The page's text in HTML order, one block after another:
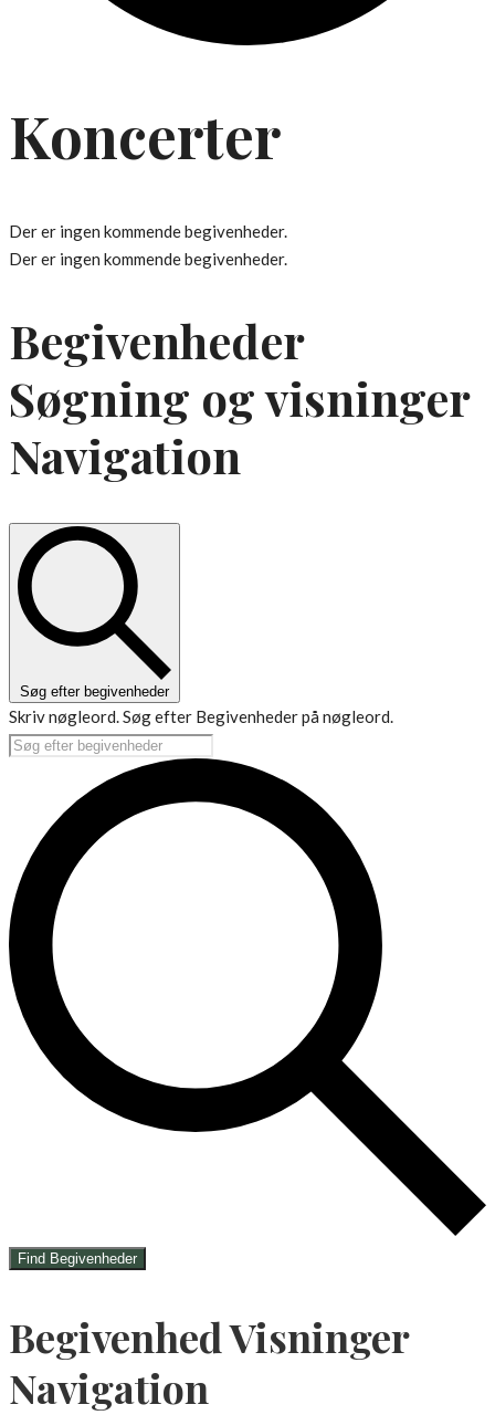
Koncerter
Der er ingen kommende begivenheder.
Der er ingen kommende begivenheder.
Begivenheder
Søgning og visninger
Navigation
Søg efter begivenheder
Skriv nøgleord. Søg efter Begivenheder på nøgleord.
Find Begivenheder
Begivenhed Visninger
Navigation